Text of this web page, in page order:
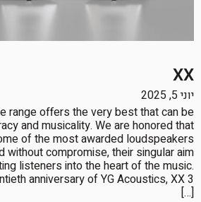
XX
יוני 5, 2025
range offers the very best that can be
and musicality. We are honored that
of the most awarded loudspeakers
without compromise, their singular aim
listeners into the heart of the music.
anniversary of YG Acoustics, XX 3
[…]